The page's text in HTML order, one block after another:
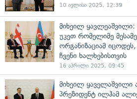
10 ივლისი 2025, 12:39
მიხეილ ყავლეაშვილი:
უკეთ რომელიმე მესამე
ორგანიზაციამ
ჩვენი ხალხებისთვის
16 აპრილი 2025, 09:45
მიხეილ ყაველაშვილი
პრეზიდენტ ილჰამ